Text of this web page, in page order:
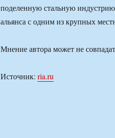
поделенную стальную индустрию
альянса с одним из крупных
Мнение автора может не
Источник: ria.ru